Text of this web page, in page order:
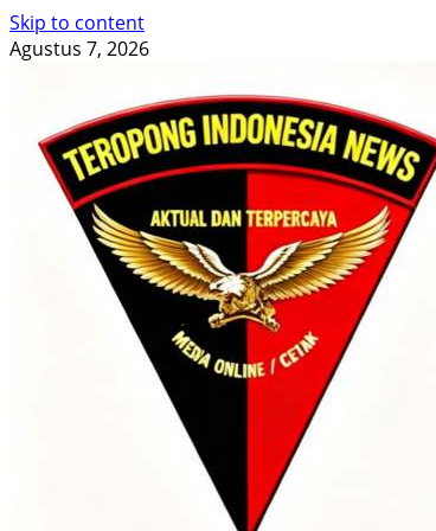
Skip to content
Agustus 7, 2026